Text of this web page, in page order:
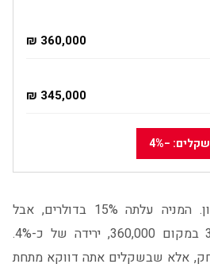
360,000 ₪
345,000 ₪
−4%
עכשיו תעשו את החשבון. המניה עלתה 15% בדולרים, אבל
בשקלים יש לך 345,000 במקום 360,000, ירידה של כ-4%.
אלא שבשקלים אתה דווקא מתחת